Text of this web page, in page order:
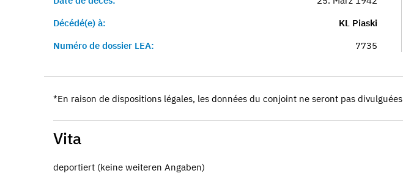
Décédé(e) à:
KL Piaski
Numéro de dossier LEA:
7735
*En raison de dispositions légales, les données du conjoint ne seront pas divulguées
Vita
deportiert (keine weiteren Angaben)